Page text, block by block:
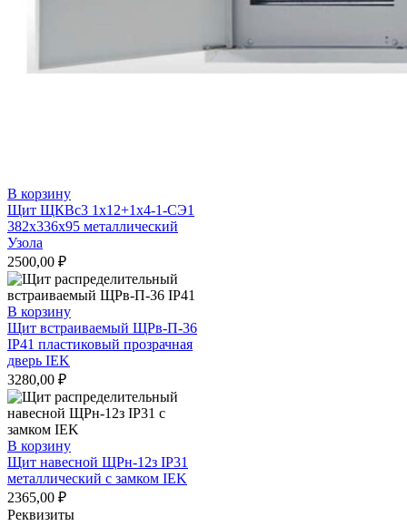
В корзину
Щит ЩКВс3 1х12+1х4-1-СЭ1
382х336х95 металлический
Узола
2500,00 ₽
В корзину
Щит встраиваемый ЩРв-П-36
IP41 пластиковый прозрачная
дверь IEK
3280,00 ₽
В корзину
Щит навесной ЩРн-12з IP31
металлический с замком IEK
2365,00 ₽
Реквизиты